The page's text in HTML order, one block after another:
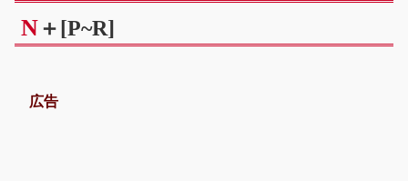
N＋[P~R]
広告